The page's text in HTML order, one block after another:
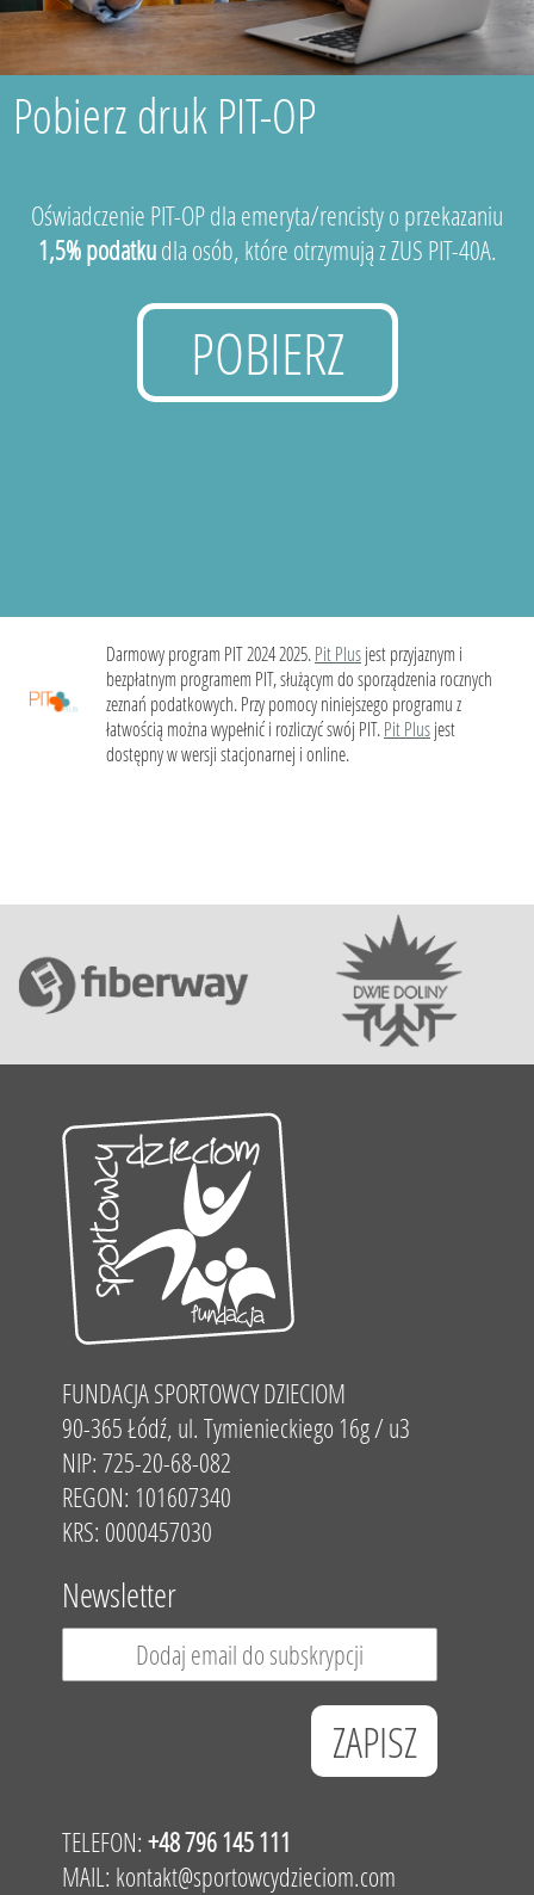
Pobierz druk PIT-OP
Oświadczenie PIT-OP dla emeryta/rencisty o przekazaniu
1,5% podatkudla osób, które otrzymują z ZUS PIT-40A.
POBIERZ
Darmowy program PIT 2024 2025.Pit Plusjest przyjaznym i
bezpłatnym programem PIT, służącym do sporządzenia rocznych
zeznań podatkowych. Przy pomocy niniejszego programu z
łatwością można wypełnić i rozliczyć swój PIT.Pit Plusjest
dostępny w wersji stacjonarnej i online.
FUNDACJA SPORTOWCY DZIECIOM
90-365 Łódź, ul. Tymienieckiego 16g / u3
NIP: 725-20-68-082
REGON: 101607340
KRS: 0000457030
Newsletter
TELEFON: +48 796 145 111
MAIL: kontakt@sportowcydzieciom.com